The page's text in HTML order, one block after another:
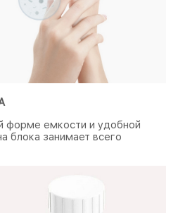
форме емкости и удобной
блока занимает всего